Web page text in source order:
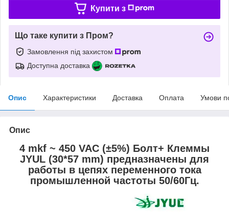
Купити з
Що таке купити з Пром?
Замовлення під захистом
Доступна доставка
Опис Характеристики Доставка Оплата Умови
Опис
4 mkf ~ 450 VAC (±5%) Болт+ Клеммы
JYUL (30*57 mm) предназначены для
работы в цепях переменного тока
промышленной частоты 50/60Гц.